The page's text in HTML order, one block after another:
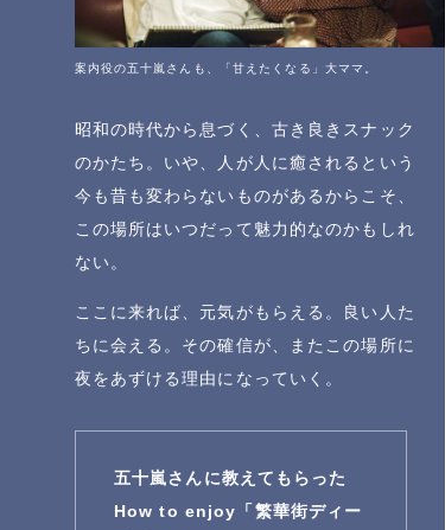
案内役の五十嵐さんも、「甘えたくなる」大ママ。
昭和の時代から息づく、古き良きスナック
のかたち。いや、人が人に癒されるという
今も昔も変わらないものがあるからこそ、
この場所はいつだって魅力的なのかもしれ
ない。
ここに来れば、元気がもらえる。良い人た
ちに会える。その確信が、またこの場所に
夜をあずける理由になっていく。
五十嵐さんに教えてもらった
How to enjoy「繁華街ディー